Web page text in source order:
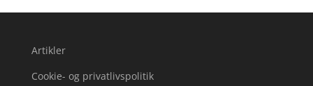
Artikler
Cookie- og privatlivspolitik